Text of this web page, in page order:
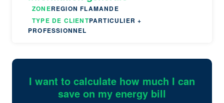
ZONEREGION FLAMANDE
TYPE DE CLIENTPARTICULIER +
PROFESSIONNEL
I want to calculate how much I can
save on my energy bill